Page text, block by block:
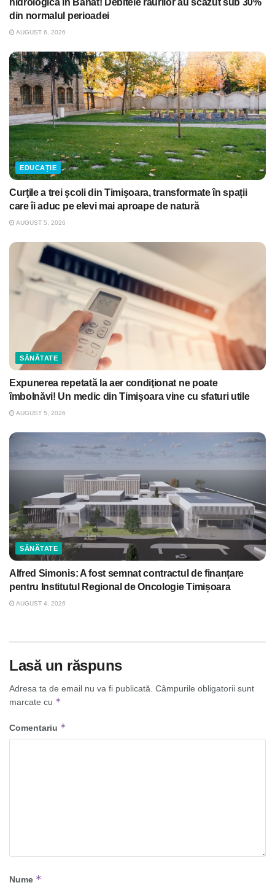
hidrologică în Banat! Debitele râurilor au scăzut sub 30%
din normalul perioadei
AUGUST 6, 2026
EDUCAȚIE
Curţile a trei şcoli din Timişoara, transformate în spații
care îi aduc pe elevi mai aproape de natură
AUGUST 5, 2026
SĂNĂTATE
Expunerea repetată la aer condiţionat ne poate
îmbolnăvi! Un medic din Timişoara vine cu sfaturi utile
AUGUST 5, 2026
SĂNĂTATE
Alfred Simonis: A fost semnat contractul de finanțare
pentru Institutul Regional de Oncologie Timișoara
AUGUST 4, 2026
Lasă un răspuns
Adresa ta de email nu va fi publicată. Câmpurile obligatorii sunt
marcate cu *
Comentariu *
Nume *